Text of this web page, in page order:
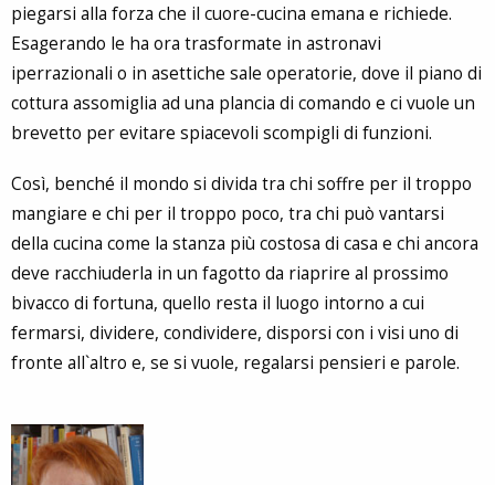
piegarsi alla forza che il cuore-cucina emana e richiede.
Esagerando le ha ora trasformate in astronavi
iperrazionali o in asettiche sale operatorie, dove il piano di
cottura assomiglia ad una plancia di comando e ci vuole un
brevetto per evitare spiacevoli scompigli di funzioni.
Così, benché il mondo si divida tra chi soffre per il troppo
mangiare e chi per il troppo poco, tra chi può vantarsi
della cucina come la stanza più costosa di casa e chi ancora
deve racchiuderla in un fagotto da riaprire al prossimo
bivacco di fortuna, quello resta il luogo intorno a cui
fermarsi, dividere, condividere, disporsi con i visi uno di
fronte all`altro e, se si vuole, regalarsi pensieri e parole.